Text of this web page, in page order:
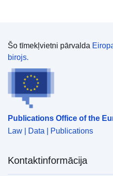
Šo tīmekļvietni pārvalda
birojs.
Publications Office of the
Law | Data | Publications
Kontaktinformācija